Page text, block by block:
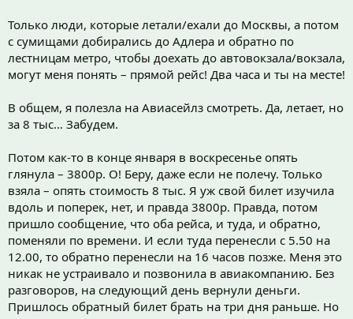
Только люди, которые летали/ехали до Москвы, а потом
с сумищами добирались до Адлера и обратно по
лестницам метро, чтобы доехать до автовокзала/вокзала,
могут меня понять – прямой рейс! Два часа и ты на месте!
В общем, я полезла на Авиасейлз смотреть. Да, летает, но
за 8 тыс… Забудем.
Потом как-то в конце января в воскресенье опять
глянула – 3800р. О! Беру, даже если не полечу. Только
взяла – опять стоимость 8 тыс. Я уж свой билет изучила
вдоль и поперек, нет, и правда 3800р. Правда, потом
пришло сообщение, что оба рейса, и туда, и обратно,
поменяли по времени. И если туда перенесли с 5.50 на
12.00, то обратно перенесли на 16 часов позже. Меня это
никак не устраивало и позвонила в авиакомпанию. Без
разговоров, на следующий день вернули деньги.
Пришлось обратный билет брать на три дня раньше. Но